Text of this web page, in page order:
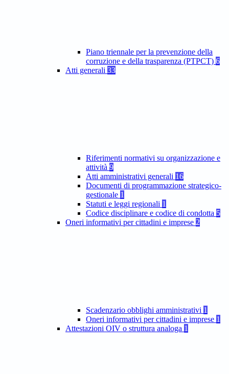
Piano triennale per la prevenzione della
corruzione e della trasparenza (PTPCT) 6
Atti generali 33
Riferimenti normativi su organizzazione e
attività 9
Atti amministrativi generali 16
Documenti di programmazione strategico-
gestionale 1
Statuti e leggi regionali 1
Codice disciplinare e codice di condotta 5
Oneri informativi per cittadini e imprese 2
Scadenzario obblighi amministrativi 1
Oneri informativi per cittadini e imprese 1
Attestazioni OIV o struttura analoga 1